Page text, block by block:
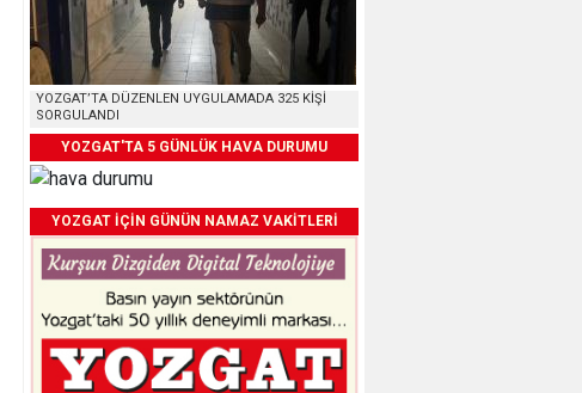
YOZGAT’TA DÜZENLEN UYGULAMADA 325 KİŞİ
SORGULANDI
YOZGAT'TA 5 GÜNLÜK HAVA DURUMU
YOZGAT İÇİN GÜNÜN NAMAZ VAKİTLERİ